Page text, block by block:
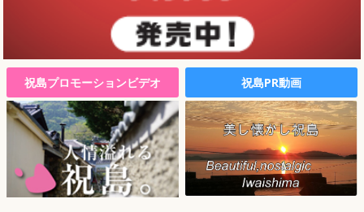
祝島プロモーションビデオ 祝島PR動画